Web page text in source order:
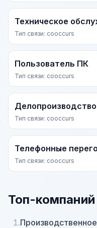
Техническое
Тип связи: cooccurs
Пользователь ПК
Тип связи: cooccurs
Делопроизводство
Тип связи: cooccurs
Телефонные
Тип связи: cooccurs
Топ-
1.